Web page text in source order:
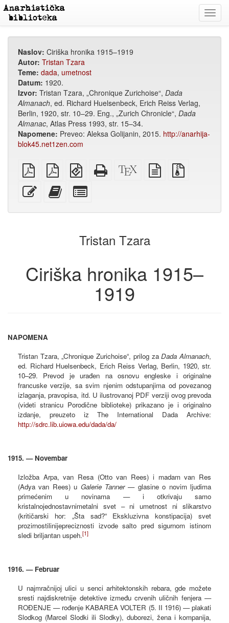
Naslov: Ciriška hronika 1915–1919
Autor: Tristan Tzara
Teme: dada, umetnost
Datum: 1920.
Izvor: Tristan Tzara, „Chronique Zurichoise“, Dada
Almanach, ed. Richard Huelsenbeck, Erich Reiss Verlag,
Berlin, 1920, str. 10–29. Eng., „Zurich Chronicle“, Dada
Almanac, Atlas Press 1993, str. 15–34.
Napomene: Preveo: Aleksa Golijanin, 2015. http://anarhija-
blok45.net1zen.com
običan
PDF
A4
PDF
štampanje
EPUB
(za
mobilne
uređaje)
Potpuni
HTML
XeLaTex
izvor
izvor
Uredi
ovaj
Dodaj
ovaj
zbirci
za
Tristan Tzara
Ciriška hronika 1915–
1919
NAPOMENA
Tristan Tzara, „Chronique Zurichoise“, prilog zaDada Almanach,
ed. Richard Huelsenbeck, Erich Reiss Verlag, Berlin, 1920, str.
10–29. Prevod je urađen na osnovu engleske i originalne
francuske verzije, sa svim njenim odstupanjima od povezanog
izlaganja, pravopisa, itd. U ilustrovanoj PDF verziji ovog prevoda
(videti stranicu Porodične biblioteke) prikazano je i originalno
izdanje, preuzeto iz The International Dada Archive:
http://sdrc.lib.uiowa.edu/dada/da/
1915. — Novembar
Izložba Arpa, van Resa (Otto van Rees) i madam van Res
(Adya van Rees) u Galerie Tanner— glasine o novim ljudima
primećenim u novinama — i otkrivaju samo
kristalnojednostavnimetalni svet – ni umetnost ni slikarstvo
(kritičarski hor: „Šta sad?“ Ekskluzivna konstipacija) svet
prozirnostilinijepreciznosti izvode salto pred sigurnom istinom
sledi briljantan uspeh.[1]
1916. — Februar
U najmračnijoj ulici u senci arhitektonskih rebara, gde možete
sresti najdiskretnije detektive između crvenih uličnih fenjera —
ROĐENJE — rođenje KABAREA VOLTER (5. II 1916) — plakati
Slodkog (Marcel Slodki ili Slodky), duborezi, žena i kompanija,